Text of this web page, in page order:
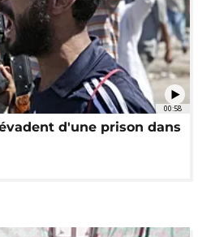
00:58
d'une prison dans